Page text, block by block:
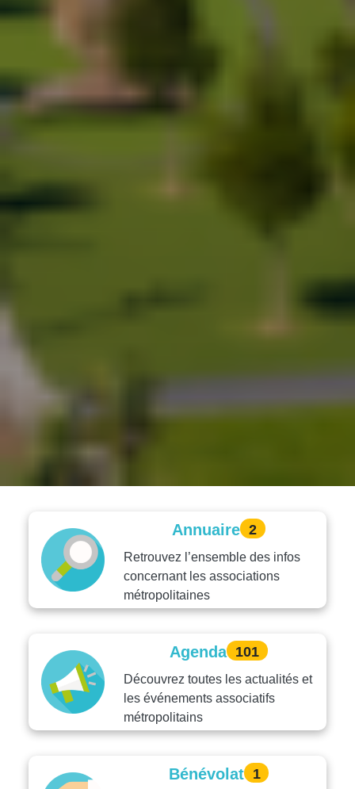
Annuaire 2
Retrouvez l’ensemble des infos
concernant les associations
métropolitaines
Agenda 101
Découvrez toutes les actualités et
les événements associatifs
métropolitains
Bénévolat 1